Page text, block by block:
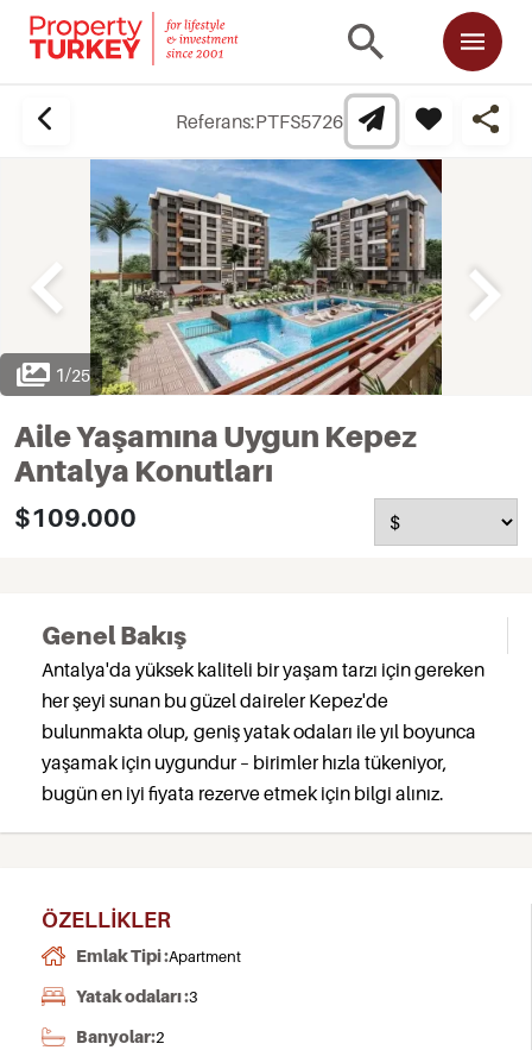
Referans:PTFS5726
1/25
Aile Yaşamına Uygun Kepez
Antalya Konutları
$109.000
Genel Bakış
Antalya'da yüksek kaliteli bir yaşam tarzı için gereken
her şeyi sunan bu güzel daireler Kepez'de
bulunmakta olup, geniş yatak odaları ile yıl boyunca
yaşamak için uygundur – birimler hızla tükeniyor,
bugün en iyi fiyata rezerve etmek için bilgi alınız.
ÖZELLIKLER
Emlak Tipi :Apartment
Yatak odaları :3
Banyolar:2